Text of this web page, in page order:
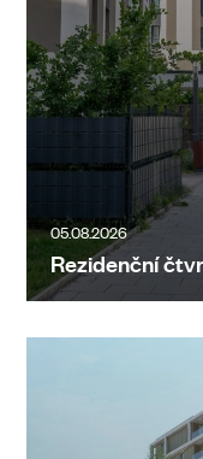
05.08.2026
Rezidenční